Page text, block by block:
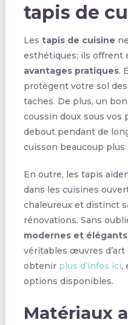
tapis de
Les tapis de cuisine
esthétiques; ils offrent
avantages pratiques.
protègent votre sol
taches. De plus, un
coussin doux sous vos
debout pendant de
cuisson beaucoup plus
En outre, les tapis
dans les cuisines
chaleureux et distinct
rénovations. Sans
modernes et élégants
véritables œuvres
obtenir plus d’infos ici,
options disponibles.
Matériaux